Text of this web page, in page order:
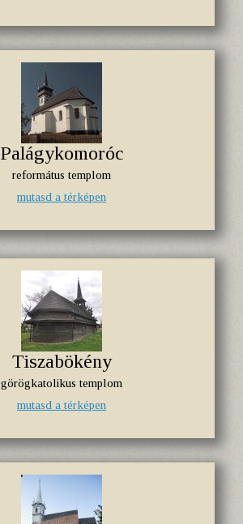
Palágykomoróc
református templom
mutasd a térképen
Tiszabökény
görögkatolikus templom
mutasd a térképen